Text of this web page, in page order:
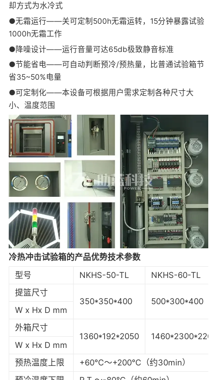
却方式为水冷式
●无霜运行——关可定制500h无霜运转，15分钟暴露试验
1000h无霜工作
●降噪设计——运行音量可达65db极致静音标准
●节能省电——可自动判断预冷/预热量，比普通试验箱节
省35~50%电量
●可定制化——本设备可根据用户需求定制各种尺寸大
小、温度范围
冷热冲击试验箱的产品优势技术参数
型号
NKHS-50-TL
NKHS-60-TL
提篮尺寸
350*350*400
500*300*400
W x Hx D mm
外箱尺寸
1360*192*2050
1460*2300*2200
W x Hx D mm
预热温度上限
+60℃～+200℃（约30min）